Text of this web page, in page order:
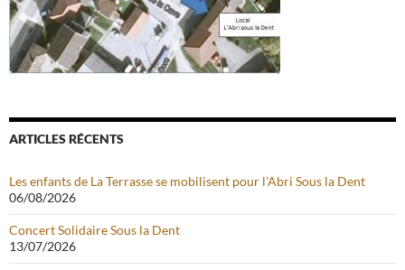
ARTICLES RÉCENTS
Les enfants de La Terrasse se mobilisent pour l’Abri Sous la Dent
06/08/2026
Concert Solidaire Sous la Dent
13/07/2026